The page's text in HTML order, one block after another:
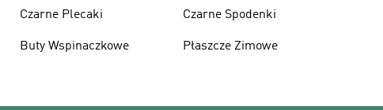
Czarne Plecaki
Buty Wspinaczkowe
Czarne Spodenki
Płaszcze Zimowe